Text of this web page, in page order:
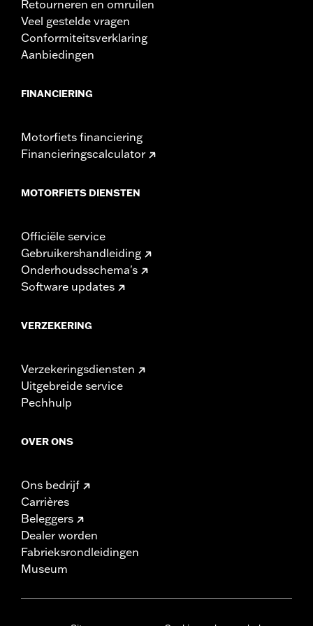
Retourneren en omruilen
Veel gestelde vragen
Conformiteitsverklaring
Aanbiedingen
FINANCIERING
Motorfiets financiering
Financieringscalculator
MOTORFIETS DIENSTEN
Officiële service
Gebruikershandleiding
Onderhoudsschema's
Software updates
VERZEKERING
Verzekeringsdiensten
Uitgebreide service
Pechhulp
OVER ONS
Ons bedrijf
Carrières
Beleggers
Dealer worden
Fabrieksrondleidingen
Museum